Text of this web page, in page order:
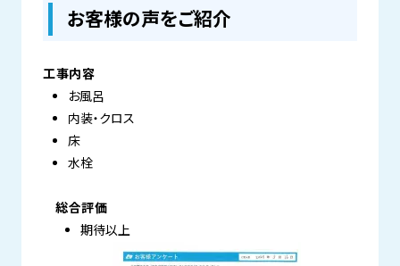
お客様の声をご紹介
工事内容
お風呂
内装・クロス
床
水栓
総合評価
期待以上